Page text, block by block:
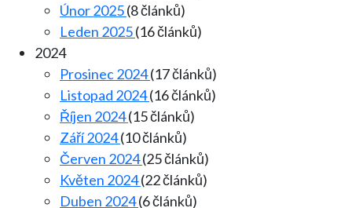
Únor 2025(8 článků)
Leden 2025(16 článků)
2024
Prosinec 2024(17 článků)
Listopad 2024(16 článků)
Říjen 2024(15 článků)
Září 2024(10 článků)
Červen 2024(25 článků)
Květen 2024(22 článků)
Duben 2024(6 článků)